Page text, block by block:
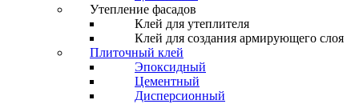
Утепление фасадов
Клей для утеплителя
Клей для создания армирующего слоя
Плиточный клей
Эпоксидный
Цементный
Дисперсионный